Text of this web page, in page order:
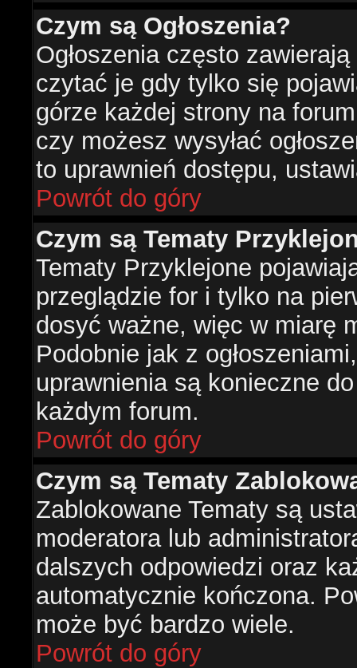
Czym są Ogłoszenia?
Ogłoszenia często
czytać je gdy tylko się
górze każdej strony na
czy możesz wysyłać
to uprawnień dostępu,
Powrót do góry
Czym są Tematy
Tematy Przyklejone
przeglądzie for i tylko na
dosyć ważne, więc w miarę
Podobnie jak z
uprawnienia są konieczne
każdym forum.
Powrót do góry
Czym są Tematy
Zablokowane Tematy są
moderatora lub
dalszych odpowiedzi oraz
automatycznie kończona.
może być bardzo wiele.
Powrót do góry